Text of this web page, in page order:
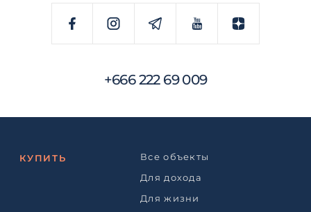
+666 222 69 009
КУПИТЬ
Все объекты
Для дохода
Для жизни